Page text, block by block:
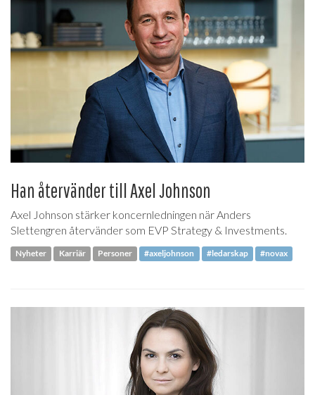
Han återvänder till Axel Johnson
Axel Johnson stärker koncernledningen när Anders
Slettengren återvänder som EVP Strategy & Investments.
Nyheter Karriär Personer #axeljohnson #ledarskap #novax